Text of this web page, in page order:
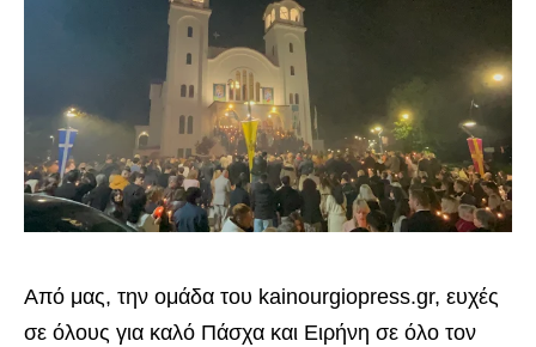
Από μας, την ομάδα του kainourgiopress.gr, ευχές
σε όλους για καλό Πάσχα και Ειρήνη σε όλο τον